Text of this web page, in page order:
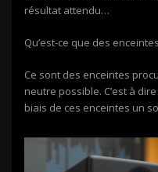
résultat attendu…
Qu’est-ce que des
Ce sont des enceintes
neutre possible. C’est à
biais de ces enceintes un